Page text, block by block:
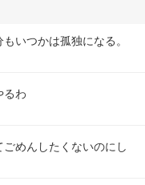
いつかは孤独になる。
るわ
めんしたくないのにし